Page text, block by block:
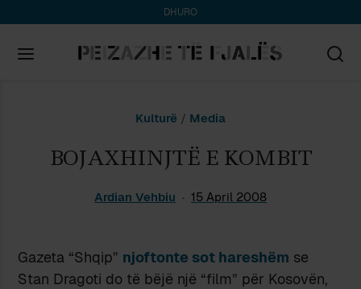
DHURO
Kulturë / Media
BOJAXHINJTË E KOMBIT
Ardian Vehbiu 15 April 2008
Gazeta “Shqip” njoftonte sot hareshëm se
Stan Dragoti do të bëjë një “film” për Kosovën,